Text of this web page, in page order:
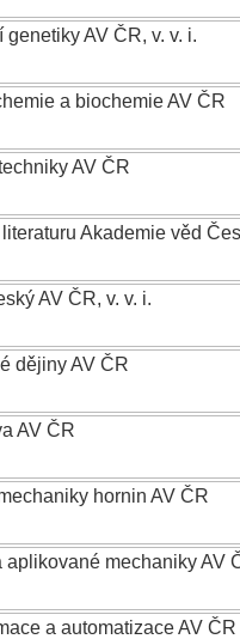
AV ČR, v. v. i.
a biochemie AV ČR
AV ČR
Akademie věd
AV ČR, v. v. i.
dějiny AV ČR
AV ČR
hornin AV ČR
aplikované mechaniky AV
a automatizace AV ČR